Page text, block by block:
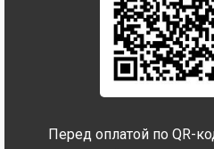
Перед оплатой по QR-